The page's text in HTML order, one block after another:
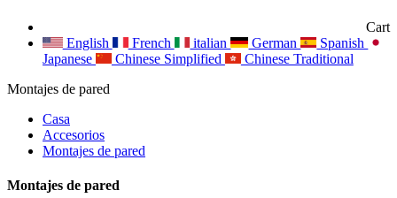
Cart
English
French italian German
Spanish
Japanese
Chinese Simplified
Chinese Traditional
Montajes de pared
Casa
Accesorios
Montajes de pared
Montajes de pared